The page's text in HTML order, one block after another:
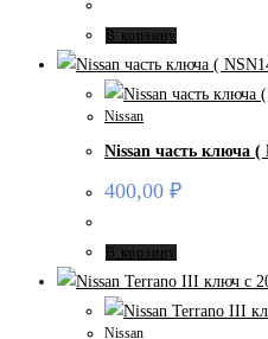
В корзину
Nissan
Nissan часть ключа (
400,00 ₽
В корзину
Nissan